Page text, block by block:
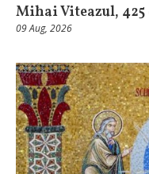
Mihai Viteazul,
09 Aug, 2026